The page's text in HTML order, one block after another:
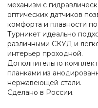
механизм c
оптических датчиков
комфорта и плавности
Турникет идеально
различными СКУД и
интерьер проходной.
Дополнительно
планками из
нержавеющей стали.
Сделано в России.